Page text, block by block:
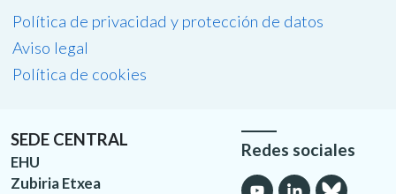
Política de privacidad y protección de datos
Aviso legal
Política de cookies
SEDE CENTRAL
EHU
Zubiria Etxea
Redes sociales